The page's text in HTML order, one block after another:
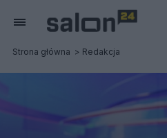
Strona główna Redakcja